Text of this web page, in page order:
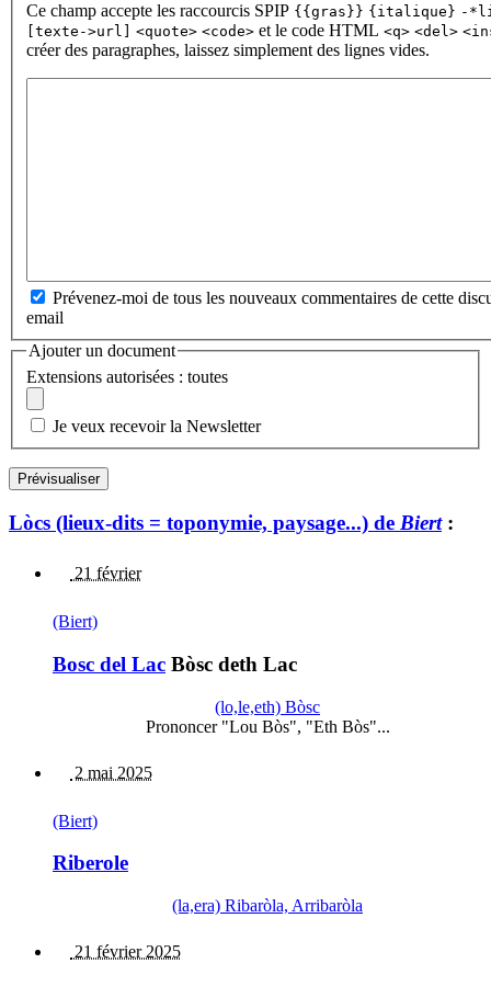
Ce champ accepte les raccourcis SPIP {{gras}} {italique} -
[texte->url]
<quote> <code> et le code HTML <q> <del>
créer des paragraphes, laissez simplement des lignes vides.
Prévenez-moi de tous les nouveaux commentaires de cette
email
Ajouter un document
Extensions autorisées : toutes
Je veux recevoir la Newsletter
Lòcs (lieux-dits = toponymie, paysage...) de Biert:
21 février
(Biert)
Bosc del Lac Bòsc deth Lac
(lo,le,eth) Bòsc
Prononcer "Lou Bòs", "Eth Bòs"...
2 mai 2025
(Biert)
Riberole
(la,era) Ribaròla, Arribaròla
21 février 2025